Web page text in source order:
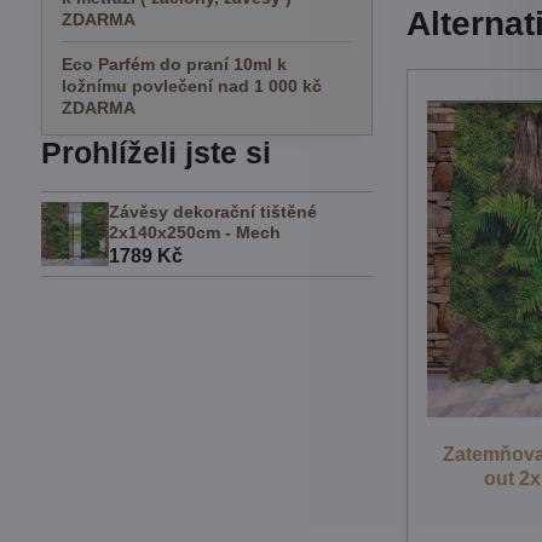
out
ZDARMA
Eco Parfém do praní 10ml k
ložnímu povlečení nad 1 000 kč
ZDARMA
Prohlíželi jste si
Závěsy dekorační tištěné
2x140x250cm - Mech
1789 Kč